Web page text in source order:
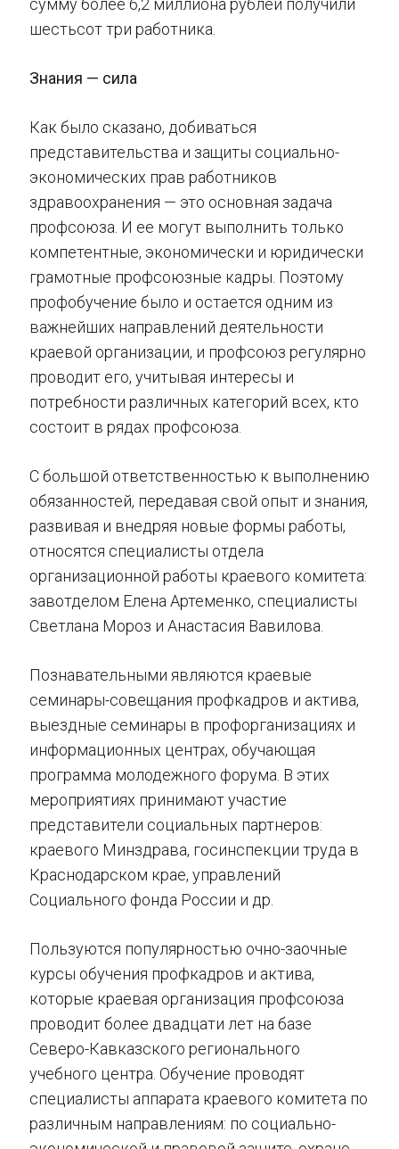
шестьсот три работника.
Знания — сила
Как было сказано, добиваться
представительства и защиты социально-
экономических прав работников
здравоохранения — это основная задача
профсоюза. И ее могут выполнить только
компетентные, экономически и юридически
грамотные профсоюзные кадры. Поэтому
профобучение было и остается одним из
важнейших направлений деятельности
краевой организации, и профсоюз регулярно
проводит его, учитывая интересы и
потребности различных категорий всех, кто
состоит в рядах профсоюза.
С большой ответственностью к выполнению
обязанностей, передавая свой опыт и знания,
развивая и внедряя новые формы работы,
относятся специалисты отдела
организационной работы краевого комитета:
завотделом Елена Артеменко, специалисты
Светлана Мороз и Анастасия Вавилова.
Познавательными являются краевые
семинары-совещания профкадров и актива,
выездные семинары в профорганизациях и
информационных центрах, обучающая
программа молодежного форума. В этих
мероприятиях принимают участие
представители социальных партнеров:
краевого Минздрава, госинспекции труда в
Краснодарском крае, управлений
Социального фонда России и др.
Пользуются популярностью очно-заочные
курсы обучения профкадров и актива,
которые краевая организация профсоюза
проводит более двадцати лет на базе
Северо-Кавказского регионального
учебного центра. Обучение проводят
специалисты аппарата краевого комитета по
различным направлениям: по социально-